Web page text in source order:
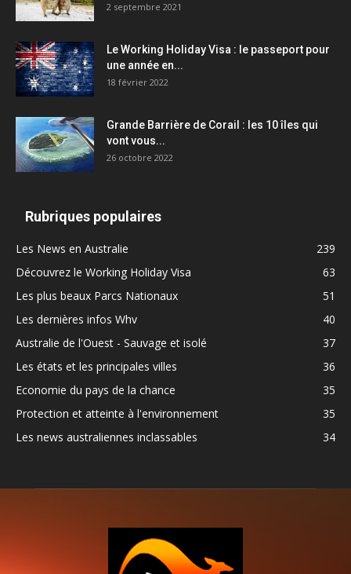
2 septembre 2021
Le Working Holiday Visa : le passeport pour
une année en...
18 février 2022
Grande Barrière de Corail : les 10 îles qui
vont vous...
26 octobre 2022
Rubriques populaires
Les News en Australie
239
Découvrez le Working Holiday Visa
63
Les plus beaux Parcs Nationaux
51
Les dernières infos Whv
40
Australie de l'Ouest - Sauvage et isolé
37
Les états et les principales villes
36
Economie du pays de la chance
35
Protection et atteinte à l'environnement
35
Les news australiennes inclassables
34